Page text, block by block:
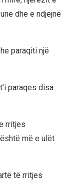
dhe e ndjejnë
paraqiti një
paraqes disa
rritjes
më e ulët
të rritjes